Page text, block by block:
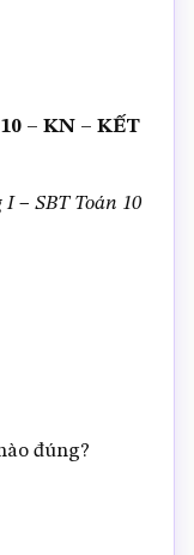
– KN – KẾT
– SBT Toán 10
đúng?